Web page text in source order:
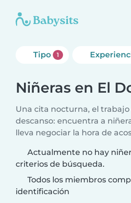
Tipo 1
Niñeras en El
Una cita nocturna, el
descanso: encuentra a
lleva negociar la hora de
Actualmente no hay
criterios de búsqueda.
Todos los miembros
identificación